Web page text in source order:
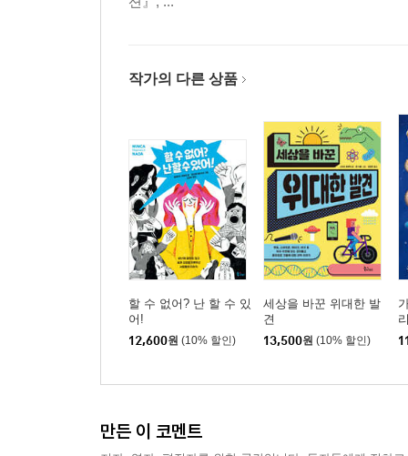
작가의 다른 상품
할 수 없어? 난 할 수 있
어!
12,600원 (10% 할인)
세상을 바꾼 위대한 발
견
13,500원 (10% 할인)
만든 이 코멘트